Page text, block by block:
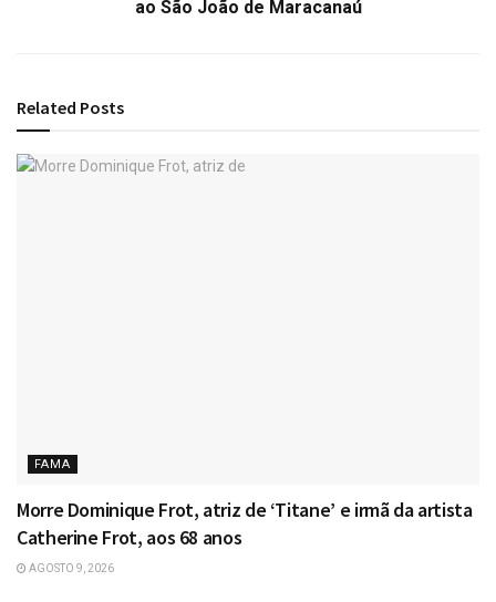
ao São João de Maracanaú
Related Posts
FAMA
Morre Dominique Frot, atriz de ‘Titane’ e irmã da artista
Catherine Frot, aos 68 anos
AGOSTO 9, 2026